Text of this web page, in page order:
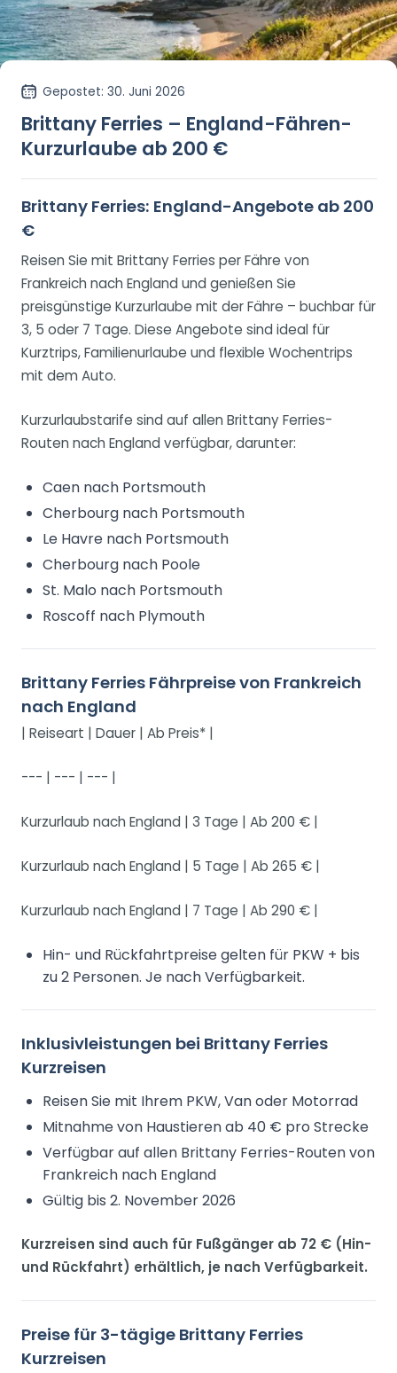
Gepostet: 30. Juni 2026
Brittany Ferries – England-Fähren-
Kurzurlaube ab 200 €
Brittany Ferries: England-Angebote ab 200
€
Reisen Sie mit Brittany Ferries per Fähre von
Frankreich nach England und genießen Sie
preisgünstige Kurzurlaube mit der Fähre – buchbar für
3, 5 oder 7 Tage. Diese Angebote sind ideal für
Kurztrips, Familienurlaube und flexible Wochentrips
mit dem Auto.
Kurzurlaubstarife sind auf allen Brittany Ferries-
Routen nach England verfügbar, darunter:
Caen nach Portsmouth
Cherbourg nach Portsmouth
Le Havre nach Portsmouth
Cherbourg nach Poole
St. Malo nach Portsmouth
Roscoff nach Plymouth
Brittany Ferries Fährpreise von Frankreich
nach England
| Reiseart | Dauer | Ab Preis* |
--- | --- | --- |
Kurzurlaub nach England | 3 Tage | Ab 200 € |
Kurzurlaub nach England | 5 Tage | Ab 265 € |
Kurzurlaub nach England | 7 Tage | Ab 290 € |
Hin- und Rückfahrtpreise gelten für PKW + bis
zu 2 Personen. Je nach Verfügbarkeit.
Inklusivleistungen bei Brittany Ferries
Kurzreisen
Reisen Sie mit Ihrem PKW, Van oder Motorrad
Mitnahme von Haustieren ab 40 € pro Strecke
Verfügbar auf allen Brittany Ferries-Routen von
Frankreich nach England
Gültig bis 2. November 2026
Kurzreisen sind auch für Fußgänger ab 72 € (Hin-
und Rückfahrt) erhältlich, je nach Verfügbarkeit.
Preise für 3-tägige Brittany Ferries
Kurzreisen